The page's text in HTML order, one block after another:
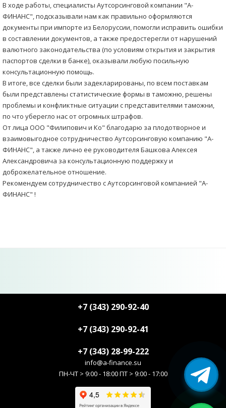
В ходе работы, специалисты Аутсорсинговой компании "А-
ФИНАНС", подсказывали нам как правильно оформляются
документы при импорте из Белоруссии, помогли исправить ошибки
в составлении документов, а также предостерегли от нарушений
валютного законодательства (по условиям открытия и закрытия
паспортов сделки в банке), оказывали любую посильную
консультационную помощь.
В итоге, все сделки были задекларированы, по всем поставкам
были представлены статистические формы в таможню, решены
проблемы и конфликтные ситуации с представителями таможни,
по что уберегло нас от огромных штрафов.
От лица ООО "Филипович и Ко" благодарю за плодотворное и
взаимовыгодное сотрудничество Аутсорсинговую компанию "А-
ФИНАНС", а также лично ее руководителя Башкова Алексея
Александровича за консультационную поддержку и
доброжелательное отношение.
Рекомендуем сотрудничество с Аутсорсинговой компанией "А-
ФИНАНС" !
+7 (343) 290-92-40
+7 (343) 290-92-41
+7 (343) 28-99-222
info@a-finance.su
ПН-ЧТ > 9:00 - 18:00 ПТ > 9:00 - 17:00